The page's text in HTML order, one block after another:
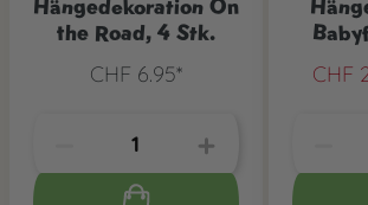
Hängedekoration On
the Road, 4 Stk.
CHF 6.95*
CHF